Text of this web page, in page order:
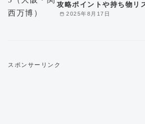
2025年8月17日
攻略ポイントや持ち物リ
スポンサーリンク